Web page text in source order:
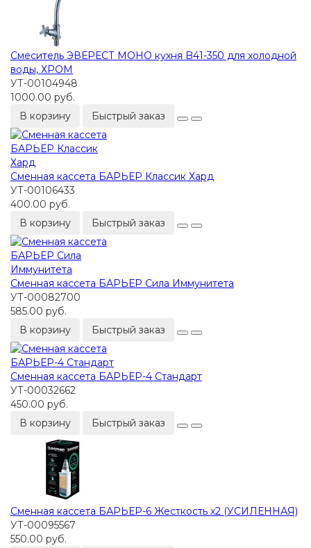
Смеситель ЭВЕРЕСТ МОНО кухня B41-350 для холодной
воды, ХРОМ
УТ-00104948
1000.00 руб.
В корзину
Быстрый заказ
Сменная кассета БАРЬЕР Классик Хард
УТ-00106433
400.00 руб.
В корзину
Быстрый заказ
Сменная кассета БАРЬЕР Сила Иммунитета
УТ-00082700
585.00 руб.
В корзину
Быстрый заказ
Сменная кассета БАРЬЕР-4 Стандарт
УТ-00032662
450.00 руб.
В корзину
Быстрый заказ
Сменная кассета БАРЬЕР-6 Жесткость х2 (УСИЛЕННАЯ)
УТ-00095567
550.00 руб.